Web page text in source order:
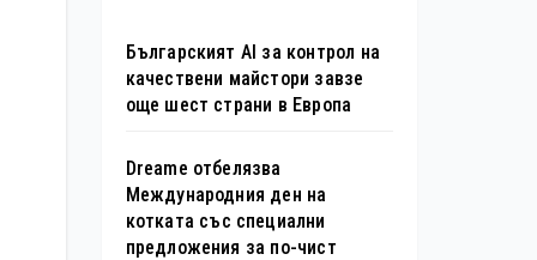
Българският AI за контрол на
качествени майстори завзе
още шест страни в Европа
Dreame отбелязва
Международния ден на
котката със специални
предложения за по-чист